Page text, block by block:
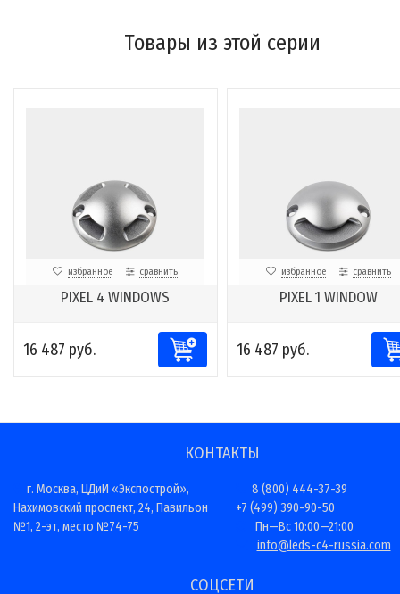
Товары из этой серии
избранное сравнить
PIXEL 4 WINDOWS
16 487 руб.
избранное сравнить
PIXEL 1 WINDOW
16 487 руб.
КОНТАКТЫ
г. Москва, ЦДиИ «Экспострой»,
Нахимовский проспект, 24, Павильон
№1, 2-эт, место №74-75
8 (800) 444-37-39
+7 (499) 390-90-50
Пн—Вс 10:00—21:00
info@leds-c4-russia.com
СОЦСЕТИ